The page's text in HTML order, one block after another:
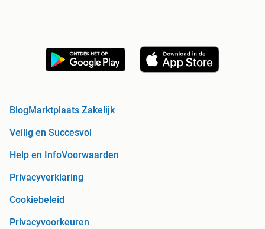
Blog Marktplaats Zakelijk
Veilig en Succesvol
Help en InfoVoorwaarden
Privacyverklaring
Cookiebeleid
Privacyvoorkeuren